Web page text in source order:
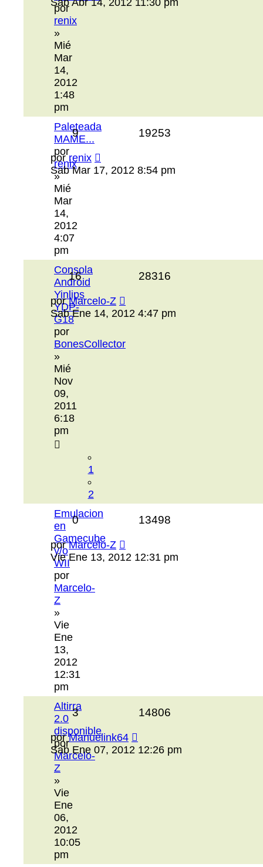
por
renix
»
Mié
Mar
14,
2012
1:48
pm
Paleteada
MAME...
por
renix
»
Mié
Mar
14,
2012
4:07
pm
9 19253
porrenix
Sab Mar 17, 2012 8:54 pm
Consola
Android
Yinlips
YDP-
G18
por
BonesCollector
»
Mié
Nov
09,
2011
6:18
pm
1
2
16 28316
porMarcelo-Z
Sab Ene 14, 2012 4:47 pm
Emulacion
en
Gamecube
y/o
WII
por
Marcelo-
Z
»
Vie
Ene
13,
2012
12:31
pm
0 13498
porMarcelo-Z
Vie Ene 13, 2012 12:31 pm
Altirra
2.0
disponible
por
Marcelo-
Z
»
Vie
Ene
06,
2012
10:05
pm
3 14806
porManuelink64
Sab Ene 07, 2012 12:26 pm